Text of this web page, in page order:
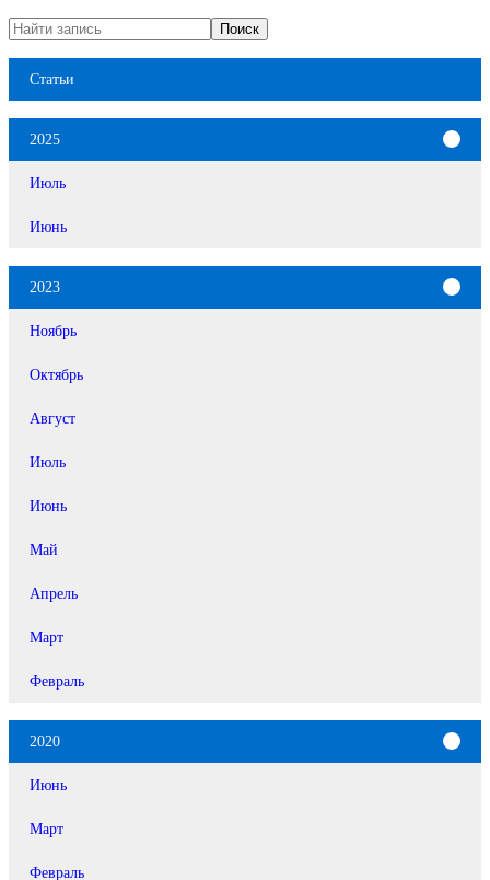
Статьи
2025
Июль
Июнь
2023
Ноябрь
Октябрь
Август
Июль
Июнь
Май
Апрель
Март
Февраль
2020
Июнь
Март
Февраль